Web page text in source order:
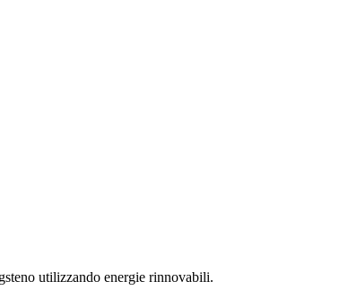
utilizzando energie rinnovabili.